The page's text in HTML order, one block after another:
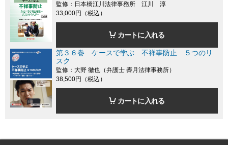
監修：日本橋江川法律事務所 江川 淳
33,000円（税込）
カートに入れる
第３６巻 ケースで学ぶ 不祥事防止 ５つのリ
スク
監修：大野 徹也（弁護士 霽月法律事務所）
38,500円（税込）
カートに入れる